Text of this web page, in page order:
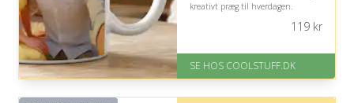
kreativt præg til hverdagen.
Fremragende Trustpilot rating
119kr
SE HOS COOLSTUFF.DK